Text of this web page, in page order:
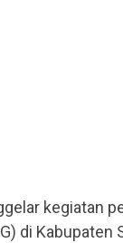
kegiatan
di Kabupaten